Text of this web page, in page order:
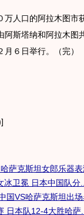
人口的阿拉木图市
阿斯塔纳和阿拉木图
６日举行。（完）
]
萨克斯坦女郎乐器
卫冕 日本中国队分...
国VS哈萨克斯坦出
日本队12-4大胜哈萨...